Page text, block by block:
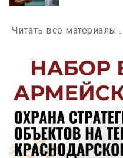
Читать все материалы…